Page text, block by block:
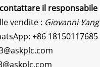
il responsabile
vendite : Giovanni Yang
+86 18150117685